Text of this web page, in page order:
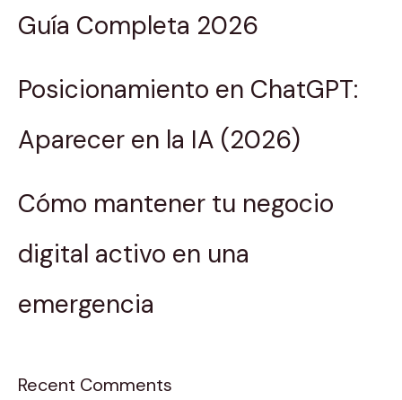
Guía Completa 2026
Posicionamiento en ChatGPT:
Aparecer en la IA (2026)
Cómo mantener tu negocio
digital activo en una
emergencia
Recent Comments